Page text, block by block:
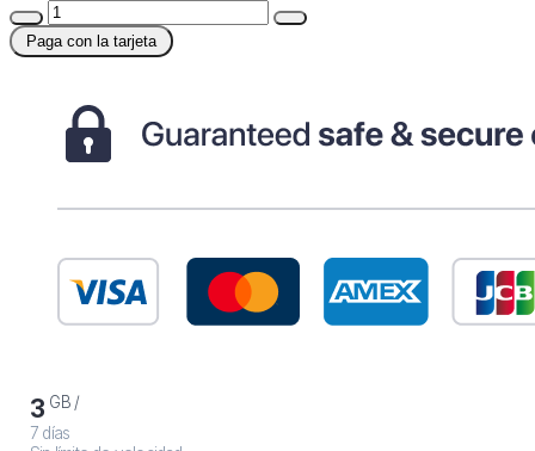
Paga con la tarjeta
3 GB /
7 días